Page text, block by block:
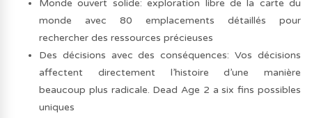
Monde ouvert solide: exploration libre de la carte du
monde avec 80 emplacements détaillés pour
rechercher des ressources précieuses
Des décisions avec des conséquences: Vos décisions
affectent directement l’histoire d’une manière
beaucoup plus radicale. Dead Age 2 a six fins possibles
uniques